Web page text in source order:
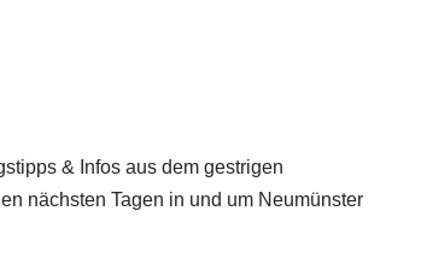
& Infos aus dem gestrigen
nächsten Tagen in und um Neumünster